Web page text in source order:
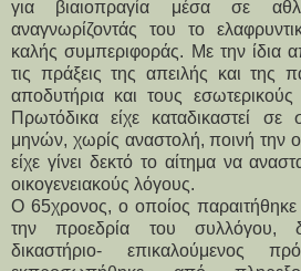
για βιαιοπραγία μέσα σε
αναγνωρίζοντάς του το
καλής συμπεριφοράς. Με την ίδια
τις πράξεις της απειλής και της
αποδυτήρια και τους
Πρωτόδικα είχε καταδικαστεί σε
μηνών, χωρίς αναστολή, ποινή την
είχε γίνει δεκτό το αίτημα να
οικογενειακούς λόγους.
Ο 65χρονος, ο οποίος
την προεδρία του συλλόγου,
δικαστήριο- επικαλούμενος